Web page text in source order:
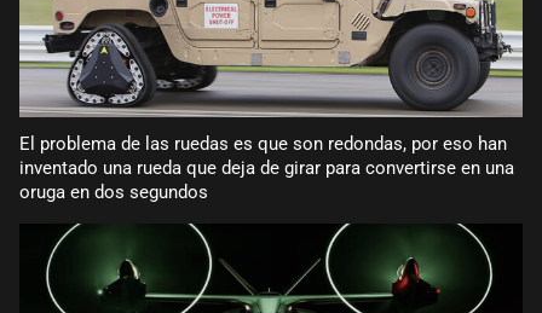
El problema de las ruedas es que son redondas, por eso han
inventado una rueda que deja de girar para convertirse en una
oruga en dos segundos